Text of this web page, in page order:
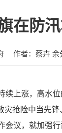
在防
作者：蔡卉 余
上涨，高水
抢险中当先锋
议，就加强